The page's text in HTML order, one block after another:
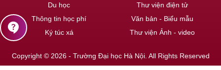
Du học
Thông tin học phí
Ký túc xá
Thư viện điện tử
Văn bản - Biểu mẫu
Thư viện Ảnh - video
Copyright © 2026 - Trường Đại học Hà Nội. All Rights Reserved
contact_support